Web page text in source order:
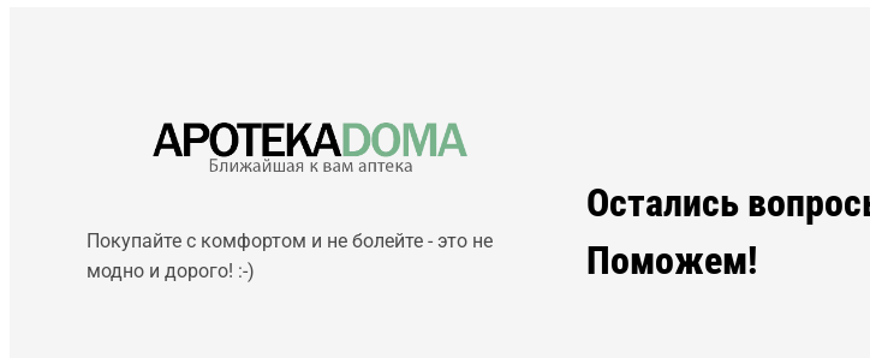
Покупайте с комфортом и не болейте - это не
модно и дорого! :-)
Остались
Поможем!